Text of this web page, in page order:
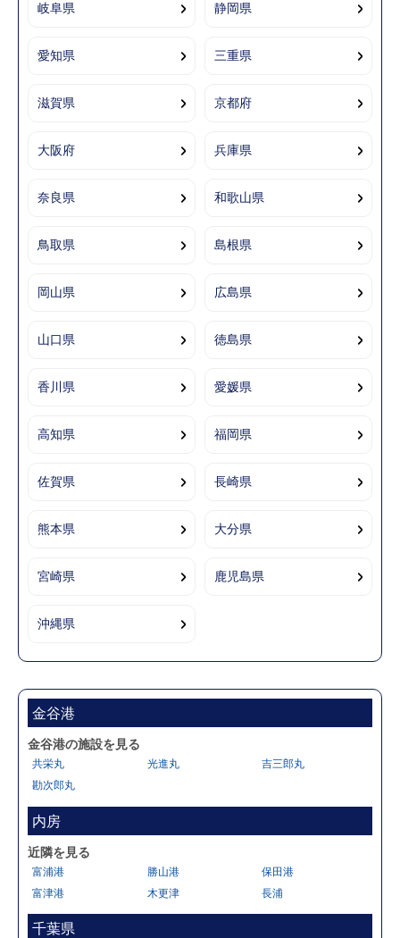
岐阜県 静岡県
愛知県 三重県
滋賀県 京都府
大阪府 兵庫県
奈良県 和歌山県
鳥取県 島根県
岡山県 広島県
山口県 徳島県
香川県 愛媛県
高知県 福岡県
佐賀県 長崎県
熊本県 大分県
宮崎県 鹿児島県
沖縄県
金谷港
金谷港の施設を見る
共栄丸 光進丸
吉三郎丸
勘次郎丸
内房
近隣を見る
富浦港 勝山港
保田港
富津港
木更津 長浦
千葉県